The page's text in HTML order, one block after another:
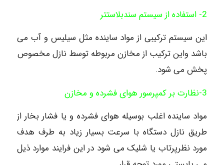
2- استفاده از سیستم سندبلاستتر
این سیستم ترکیبی از مواد ساینده مثل سیلیس و آب می
باشد واین ترکیب از مخازن مربوطه توسط نازل مخصوص
پخش می شود.
3-نظارت بر کمپرسور هوای فشرده و مخازن
مواد ساینده اغلب بوسیله هوای فشرده و یا فشار بخار از
طریق نازل دستگاه با سرعت بسیار زیاد به طرف هدف
مورد نظرپرتاب یا شلیک می شود در این فرایند موارد ذیل